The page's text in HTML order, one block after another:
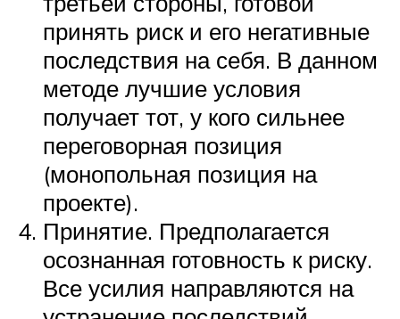
принять риск и его негативные
последствия на себя. В данном
методе лучшие условия
получает тот, у кого сильнее
переговорная позиция
(монопольная позиция на
проекте).
Принятие. Предполагается
осознанная готовность к риску.
Все усилия направляются на